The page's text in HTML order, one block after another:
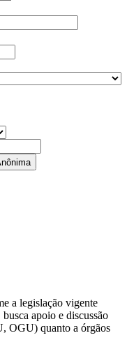
a legislação vigente
apoio e discussão
OGU) quanto a órgãos